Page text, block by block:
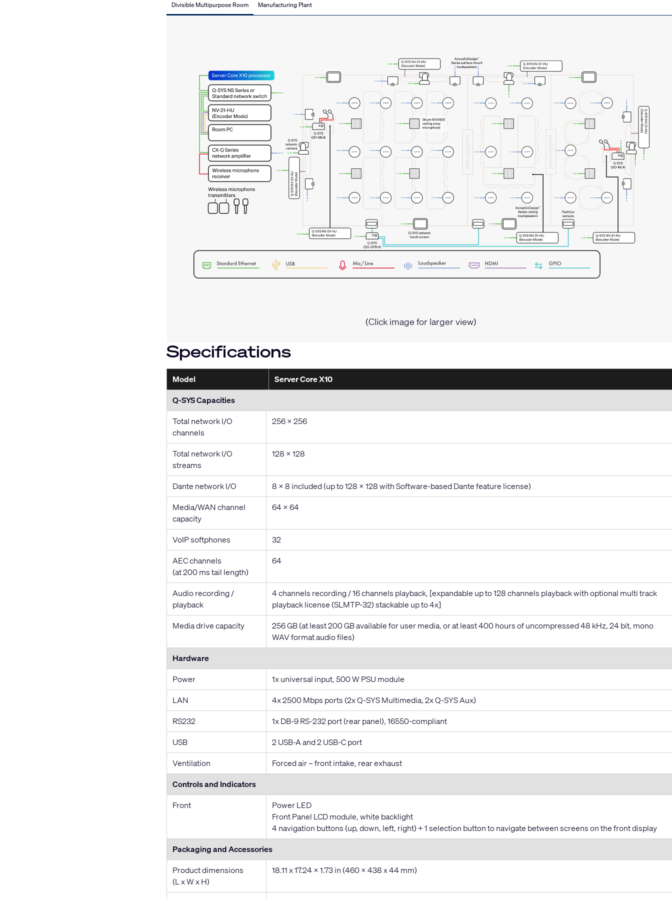
Divisible Multipurpose Room Manufacturing Plant
(Click image for larger view)
Specifications
Model
Server Core X10
Q-SYS Capacities
Total network I/O
channels
256 x 256
Total network I/O
streams
128 x 128
Dante network I/O
8 x 8 included (up to 128 x 128 with Software-based Dante feature license)
Media/WAN channel
capacity
64 x 64
VoIP softphones
32
AEC channels
(at 200 ms tail length)
64
Audio recording /
playback
4 channels recording / 16 channels playback, [expandable up to 128 channels playback with optional multi track
playback license (SLMTP-32) stackable up to 4x]
Media drive capacity
256 GB (at least 200 GB available for user media, or at least 400 hours of uncompressed 48 kHz, 24 bit, mono
WAV format audio files)
Hardware
Power
1x universal input, 500 W PSU module
LAN
4x 2500 Mbps ports (2x Q-SYS Multimedia, 2x Q-SYS Aux)
RS232
1x DB-9 RS-232 port (rear panel), 16550-compliant
USB
2 USB-A and 2 USB-C port
Ventilation
Forced air – front intake, rear exhaust
Controls and Indicators
Front
Power LED
Front Panel LCD module, white backlight
4 navigation buttons (up, down, left, right) + 1 selection button to navigate between screens on the front display
Packaging and Accessories
Product dimensions
(L x W x H)
18.11 x 17.24 x 1.73 in (460 x 438 x 44 mm)